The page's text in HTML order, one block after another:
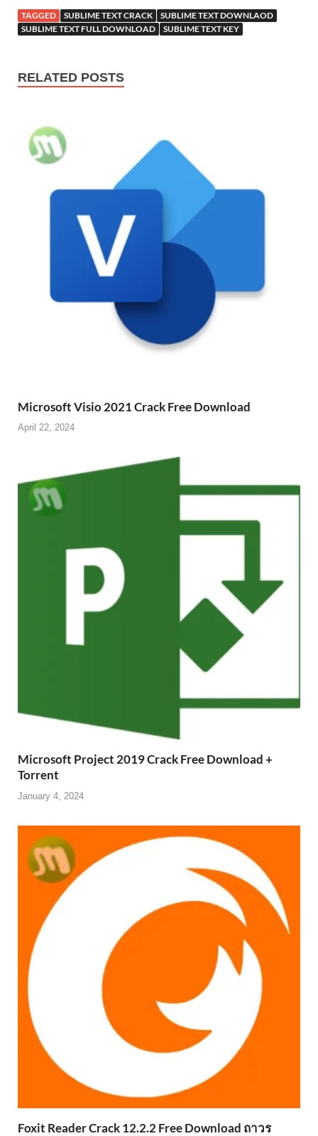
TAGGED SUBLIME TEXT CRACK
SUBLIME TEXT DOWNLAOD
SUBLIME TEXT FULL DOWNLOAD
SUBLIME TEXT KEY
RELATED POSTS
Microsoft Visio 2021 Crack Free Download
April 22, 2024
Microsoft Project 2019 Crack Free Download +
Torrent
January 4, 2024
Foxit Reader Crack 12.2.2 Free Download ถาวร